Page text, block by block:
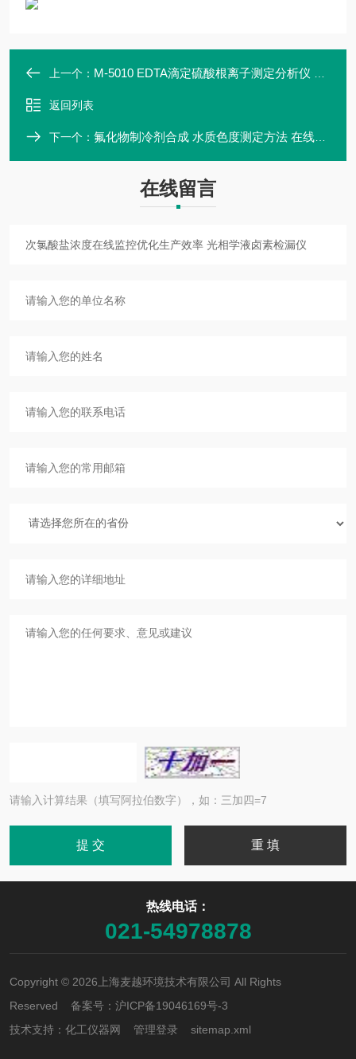
上一个： M-5010 EDTA滴定硫酸根离子测定分析仪 在线式硫酸盐自动监控数据
返回列表
下一个： 氟化物制冷剂合成 水质色度测定方法 在线浓度仪 MYHJ-C-350 全自动
在线留言
请输入计算结果（填写阿拉伯数字），如：三加四=7
热线电话：
021-54978878
Copyright © 2026上海麦越环境技术有限公司 All Rights
Reserved 备案号： 沪ICP备19046169号-3
技术支持： 化工仪器网 管理登录 sitemap.xml